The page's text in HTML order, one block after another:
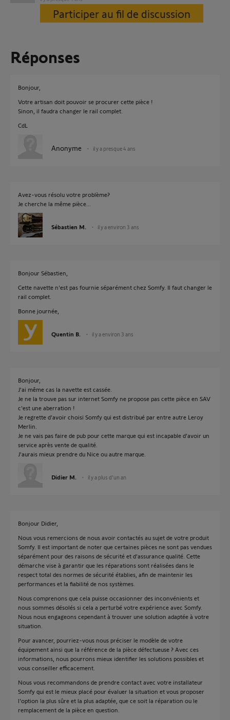
Participer au fil de discussion
Réponses
Bonjour,
Votre artisan doit pouvoir se procurer cette pièce !
Sinon, il faudra changer le rail complet.
CdL
Anonyme il y a presque 4 ans
Avez-vous résolu votre problème?
Je cherche la même pièce...
Sébastien M. il y a environ 3 ans
Bonjour Sébastien,
Cette navette n'est pas fournie séparément chez Somfy. Il faut changer le
rail complet.
Bonne journée,
Quentin B. il y a environ 3 ans
Bonjour,
J'ai même cas la navette est cassée.
Je ne la trouve pas sur internet Somfy ne propose pas cette pièce en SAV
c'est une aberration !
Je regrette d'avoir choisi Somfy qui est distribué par entre autre Leroy
Merlin.
Je ne vais pas faire de pub pour cette marque qui est incapable d'avoir un
service après vente de qualité.
J'aurais mieux prendre du Nice ou autre marque.
Didier M. il y a plus d'un an
Bonjour Didier,
Nous vous remercions de nous avoir contactés au sujet de votre produit
Somfy. Il est important de noter que certaines pièces ne sont pas vendues
séparément pour des raisons de sécurité et d'assurance qualité. Cette
démarche vise à garantir que les réparations sont réalisées dans le
respect total des normes de sécurité établies, afin de maintenir les
performances et la fiabilité de nos systèmes.
Nous comprenons que cela puisse occasionner des inconvénients et
nous sommes désolés si cela a perturbé votre expérience avec Somfy.
Nous nous engageons cependant à trouver une solution adaptée à votre
situation.
Pour avancer, pourriez-vous nous préciser le modèle de votre
équipement ainsi que la référence de la pièce défectueuse ? Avec ces
informations, nous pourrons mieux identifier les solutions possibles et
vous conseiller efficacement.
Nous vous recommandons de prendre contact avec votre installateur
Somfy qui est le mieux placé pour évaluer la situation et vous proposer
l'option la plus sûre et la plus adaptée, que ce soit la réparation ou le
remplacement de la pièce en question.